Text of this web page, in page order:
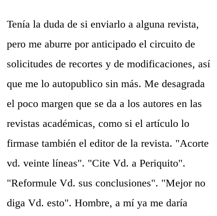
Tenía la duda de si enviarlo a alguna revista,
pero me aburre por anticipado el circuito de
solicitudes de recortes y de modificaciones, así
que me lo autopublico sin más. Me desagrada
el poco margen que se da a los autores en las
revistas académicas, como si el artículo lo
firmase también el editor de la revista. "Acorte
vd. veinte líneas". "Cite Vd. a Periquito".
"Reformule Vd. sus conclusiones". "Mejor no
diga Vd. esto". Hombre, a mí ya me daría